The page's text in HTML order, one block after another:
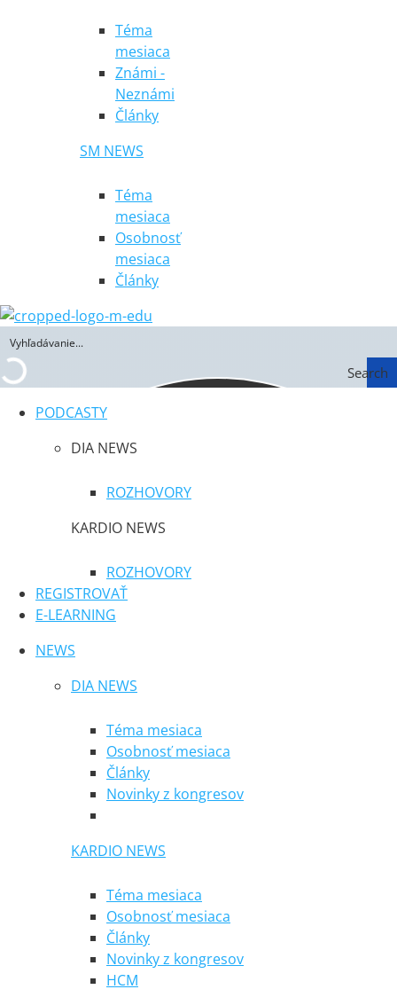
Téma
mesiaca
Známi -
Neznámi
Články
SM NEWS
Téma
mesiaca
Osobnosť
mesiaca
Články
Search
PODCASTY
DIA NEWS
ROZHOVORY
KARDIO NEWS
ROZHOVORY
REGISTROVAŤ
E-LEARNING
NEWS
DIA NEWS
Téma mesiaca
Osobnosť mesiaca
Články
Novinky z kongresov
KARDIO NEWS
Téma mesiaca
Osobnosť mesiaca
Články
Novinky z kongresov
HCM